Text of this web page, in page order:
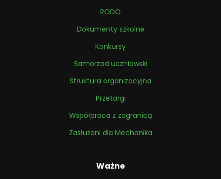
RODO
Dokumenty szkolne
Konkursy
Samorzad uczniowski
Struktura organizacyjna
Przetargi
Współpraca z zagranicą
Zasłużeni dla Mechanika
Ważne